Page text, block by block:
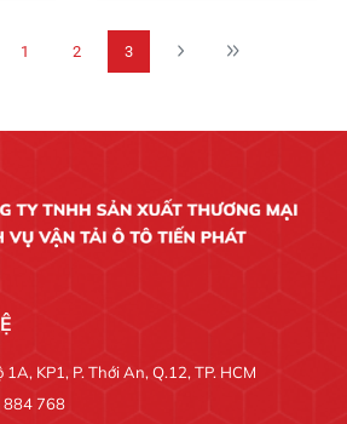
1 2 3
KP1, P. Thới An, Q.12, TP. HCM
884 768